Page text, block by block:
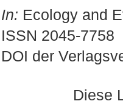
In: Ecology and
ISSN 2045-7758
DOI der
Diese